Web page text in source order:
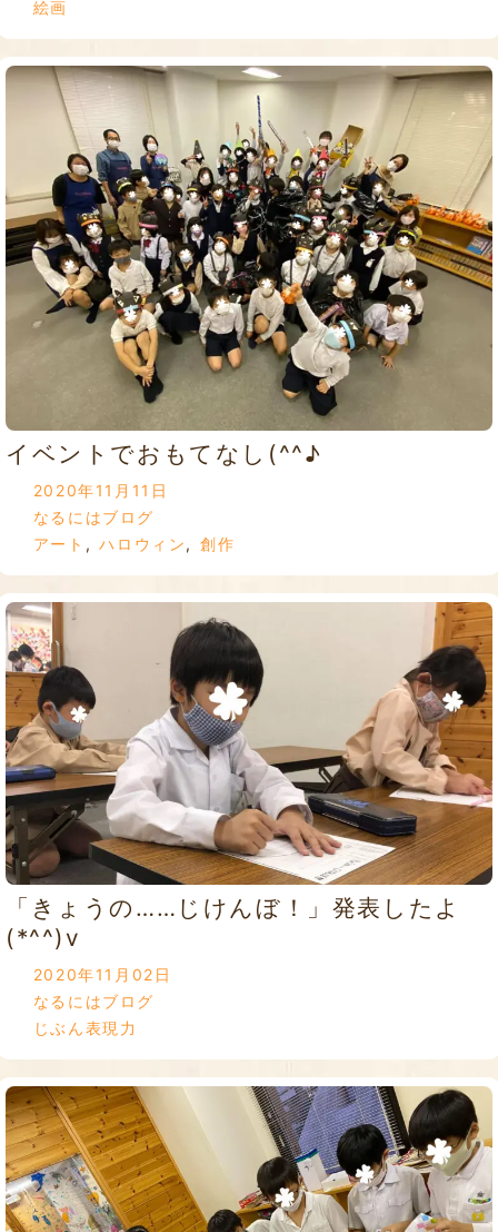
絵画
イベントでおもてなし(^^♪
2020年11月11日
なるにはブログ
アート ,ハロウィン,創作
「きょうの……じけんぼ！」発表したよ
(*^^)v
2020年11月02日
なるにはブログ
じぶん表現力